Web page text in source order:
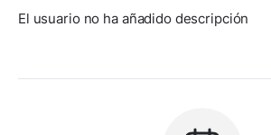
El usuario no ha añadido descripción